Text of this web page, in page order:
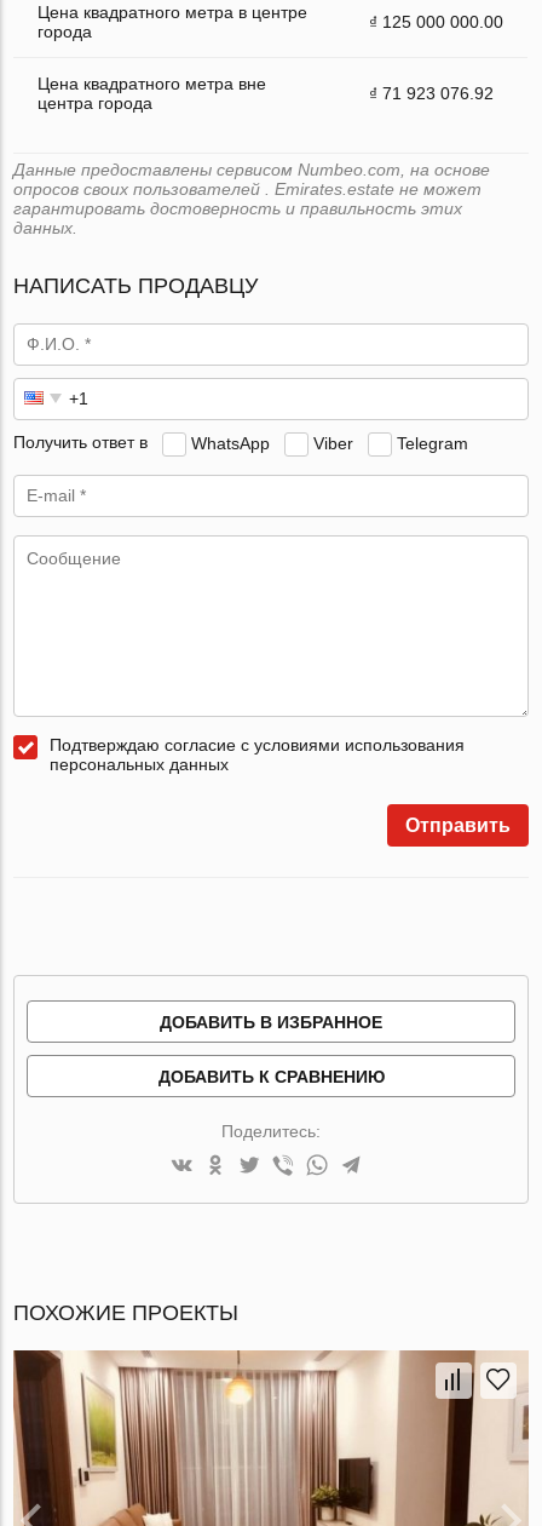
Цена квадратного метра в центре
города
₫ 125 000 000.00
Цена квадратного метра вне
центра города
₫ 71 923 076.92
Данные предоставлены сервисом Numbeo.com, на основе
опросов своих пользователей . Emirates.estate не может
гарантировать достоверность и правильность этих
данных.
НАПИСАТЬ ПРОДАВЦУ
Получить ответ в WhatsApp Viber Telegram
Подтверждаю согласие с условиями использования
персональных данных
Отправить
ДОБАВИТЬ В ИЗБРАННОЕ
ДОБАВИТЬ К СРАВНЕНИЮ
Поделитесь:
ПОХОЖИЕ ПРОЕКТЫ